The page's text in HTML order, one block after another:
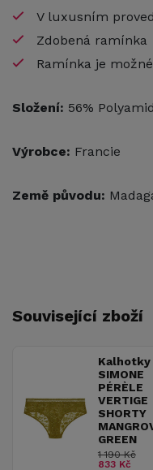
V luxusním
Zdobená ramínka
Ramínka je
Složení: 56%
Výrobce: Francie
Země původu:
Související zboží
Kalhotky
SIMONE
PÉRÈLE
VERTIGE
SHORTY
GREEN
1 190 Kč
833 Kč